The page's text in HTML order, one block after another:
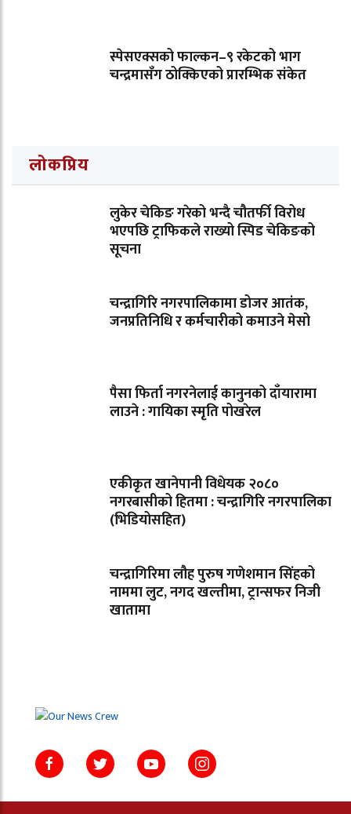
स्पेसएक्सको फाल्कन–९ रकेटको भाग
चन्द्रमासँग ठोक्किएको प्रारम्भिक संकेत
लोकप्रिय
लुकेर चेकिङ गरेको भन्दै चौतर्फी विरोध
भएपछि ट्राफिकले राख्यो स्पिड चेकिङको
सूचना
चन्द्रागिरि नगरपालिकामा डोजर आतंक,
जनप्रतिनिधि र कर्मचारीको कमाउने मेसो
पैसा फिर्ता नगरनेलाई कानुनको दाँयारामा
लाउने : गायिका स्‍मृति पोखरेल
एकीकृत खानेपानी विधेयक २०८०
नगरबासीको हितमा : चन्द्रागिरि नगरपालिका
(भिडियोसहित)
चन्द्रागिरिमा लौह पुरुष गणेशमान सिंहको
नाममा लुट, नगद खल्तीमा, ट्रान्सफर निजी
खातामा